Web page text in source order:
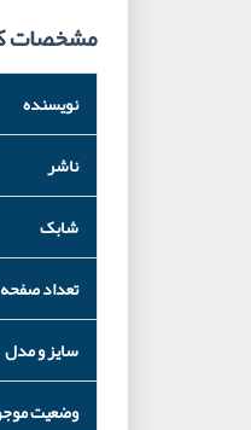
مشخصات
نویسنده
ناشر
شابک
تعداد صفحه
سایز و مدل
وضعیت